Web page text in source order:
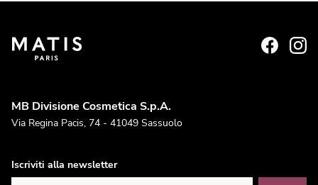
MB Divisione Cosmetica S.p.A.
Via Regina Pacis, 74 - 41049 Sassuolo
Iscriviti alla newsletter